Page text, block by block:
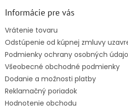
Informácie pre vás
Vrátenie tovaru
Odstúpenie od kúpnej zmluvy
Podmienky ochrany osobných
Všeobecné obchodné podmienky
Dodanie a možnosti platby
Reklamačný poriadok
Hodnotenie obchodu